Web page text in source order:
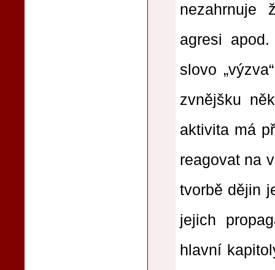
nezahrnuje
agresi
slovo
zvnějšku
aktivita má
reagovat na
tvorbě dějin
jejich
hlavní